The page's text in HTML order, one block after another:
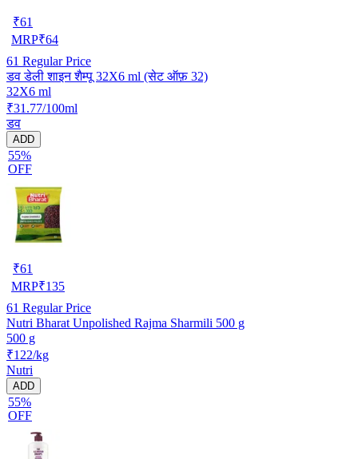
₹61
MRP₹64
61 Regular Price
डव डेली शाइन शैम्पू 32X6 ml (सेट ऑफ़ 32)
32X6 ml
₹31.77/100ml
डव
ADD
55%
OFF
₹61
MRP₹135
61 Regular Price
Nutri Bharat Unpolished Rajma Sharmili 500 g
500 g
₹122/kg
Nutri
ADD
55%
OFF